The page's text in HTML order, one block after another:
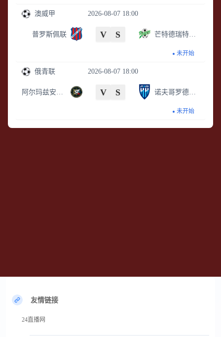
2026-08-07 18:00
澳威甲
普罗斯佩联 V S
未开始
2026-08-07 18:00
俄青联
V S
未开始
友情链接
24直播网